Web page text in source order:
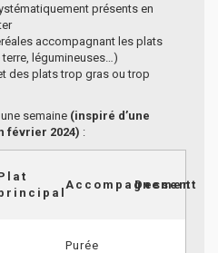
présents en
accompagnant les plats
légumineuses…)
des plats trop gras ou trop
semaine (inspiré d’une
février 2024) :
Accompagnement
Dessert
Purée